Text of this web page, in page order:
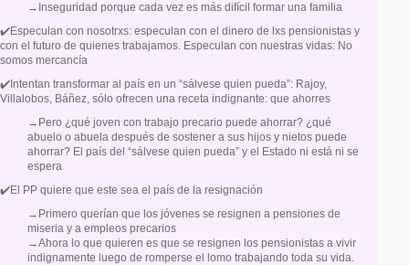
→Inseguridad porque cada vez es más difícil formar una familia
✔️Especulan con nosotrxs: especulan con el dinero de lxs pensionistas y
con el futuro de quienes trabajamos. Especulan con nuestras vidas: No
somos mercancía
✔️Intentan transformar al país en un “sálvese quien pueda”: Rajoy,
Villalobos, Báñez, sólo ofrecen una receta indignante: que ahorres
→Pero ¿qué joven con trabajo precario puede ahorrar? ¿qué
abuelo o abuela después de sostener a sus hijos y nietos puede
ahorrar? El país del “sálvese quien pueda” y el Estado ni está ni se
espera
✔️El PP quiere que este sea el país de la resignación
→Primero querían que los jóvenes se resignen a pensiones de
miseria y a empleos precarios
→Ahora lo que quieren es que se resignen los pensionistas a vivir
indignamente luego de romperse el lomo trabajando toda su vida.